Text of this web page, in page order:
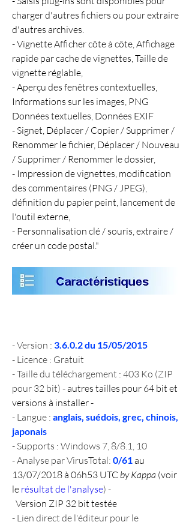
charger d'autres fichiers ou pour extraire
d'autres archives.
- Vignette Afficher côte à côte, Affichage
rapide par cache de vignettes, Taille de
vignette réglable,
- Aperçu des fenêtres contextuelles,
Informations sur les images, PNG
Données textuelles, Données EXIF
- Signet, Déplacer / Copier / Supprimer /
Renommer le fichier, Déplacer / Nouveau
/ Supprimer / Renommer le dossier,
- Impression de vignettes, modification
des commentaires (PNG / JPEG),
définition du papier peint, lancement de
l'outil externe,
- Personnalisation clé / souris, extraire /
créer un code postal."
- Version : 3.6.0.2 du 15/05/2015
- Licence : Gratuit
- Taille du téléchargement : 403 Ko (ZIP
pour 32 bit) - autres tailles pour 64 bit et
versions à installer -
- Langue : anglais, suédois, grec, chinois,
japonais
- Supports : Windows 7, 8/8.1, 10
- Analyse par VirusTotal: 0/61 au
13/07/2018 à 06h53 UTC by Kappa (voir
le résultat de l'analyse) -
  V
ersion ZIP 32 bit testée
- Lien direct de l'éditeur pour le